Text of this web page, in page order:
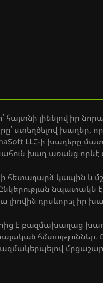
հայտնի լինելով
ստեղծելով խաղեր,
LLC-ի խաղերը
սահուն խաղ առանց
հետադարձ կապին
նպատակն է
դրսևորել իր
է բազմախաղաց